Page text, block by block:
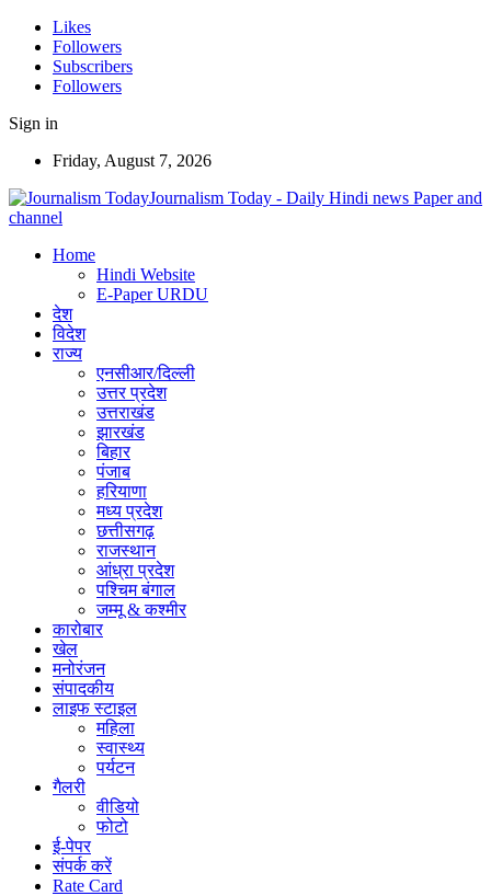
Likes
Followers
Subscribers
Followers
Sign in
Friday, August 7, 2026
Journalism Today - Daily Hindi news Paper and
channel
Home
Hindi Website
E-Paper URDU
देश
विदेश
राज्य
एनसीआर/दिल्ली
उत्तर प्रदेश
उत्तराखंड
झारखंड
बिहार
पंजाब
हरियाणा
मध्य प्रदेश
छत्तीसगढ़
राजस्थान
आंध्रा प्रदेश
पश्चिम बंगाल
जम्मू & कश्मीर
कारोबार
खेल
मनोरंजन
संपादकीय
लाइफ स्टाइल
महिला
स्वास्थ्य
पर्यटन
गैलरी
वीडियो
फोटो
ई-पेपर
संपर्क करें
Rate Card